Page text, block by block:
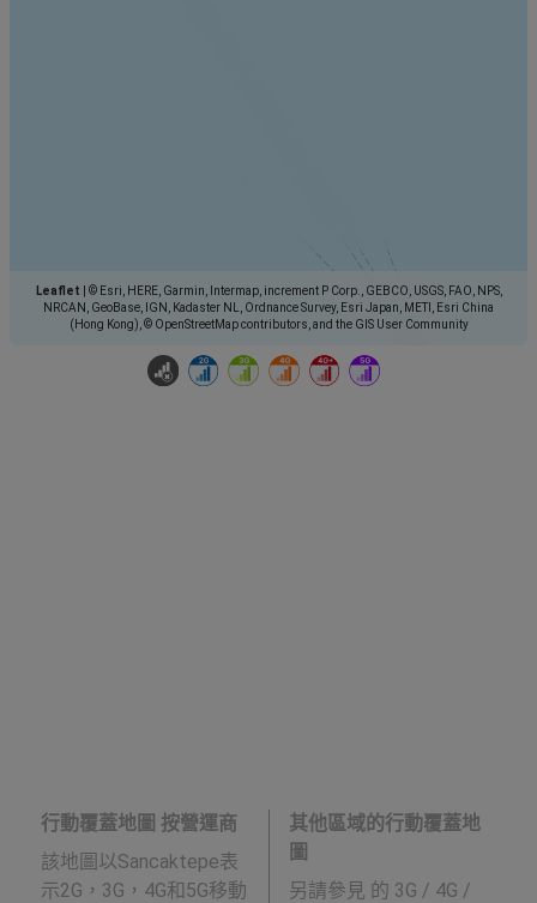
Leaflet
© Esri, HERE, Garmin, Intermap, increment P Corp., GEBCO, USGS, FAO, NPS,
NRCAN, GeoBase, IGN, Kadaster NL, Ordnance Survey, Esri Japan, METI, Esri China
(Hong Kong), © OpenStreetMap contributors, and the GIS User Community
行動覆蓋地圖 按營運商
該地圖以Sancaktepe表
示2G，3G，4G和5G移動
其他區域的行動覆蓋地
圖
另請參見 的 3G / 4G /